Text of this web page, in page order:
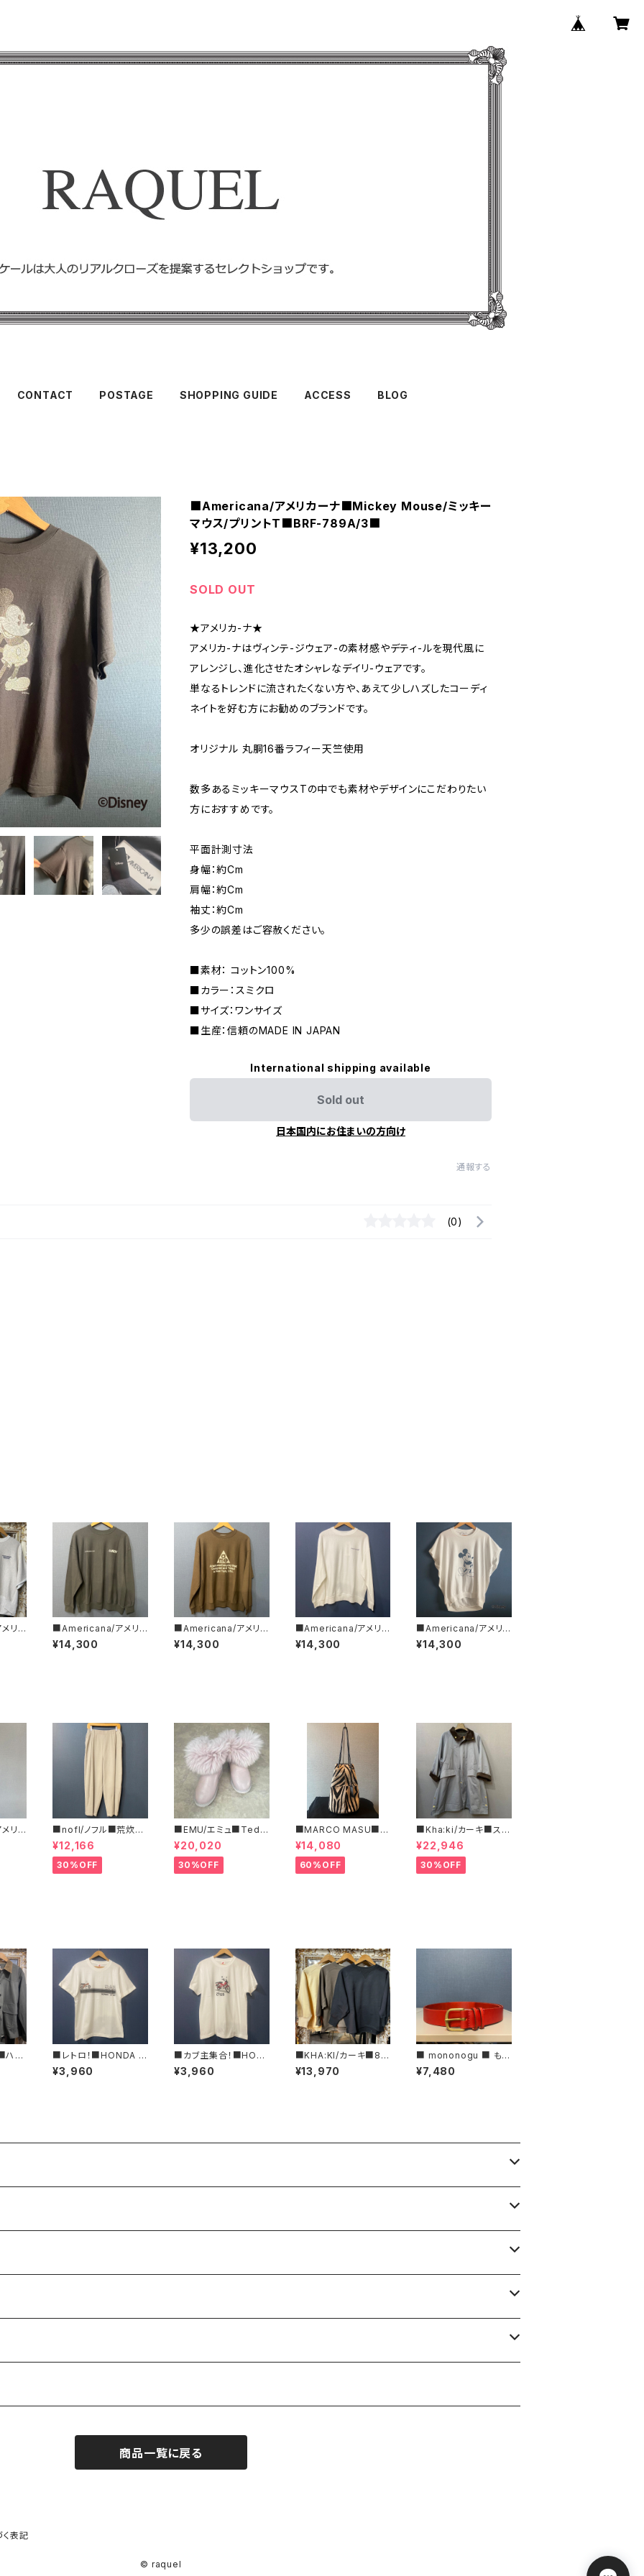
CONTACT POSTAGE SHOPPING GUIDE ACCESS BLOG
■Americana/アメリカーナ■Mickey Mouse/ミッキー
マウス/プリントT■BRF-789A/3■
¥13,200
SOLD OUT
★アメリカ-ナ★
アメリカ-ナはヴィンテ-ジウェア-の素材感やデティ-ルを現代風に
アレンジし、進化させたオシャレなデイリ-ウェアです。
単なるトレンドに流されたくない方や、あえて少しハズしたコーディ
ネイトを好む方にお勧めのブランドです。
オリジナル 丸胴16番ラフィー天竺使用
数多あるミッキーマウスTの中でも素材やデザインにこだわりたい
方におすすめです。
平面計測寸法
身幅：約Cm
肩幅：約Cm
袖丈：約Cm
多少の誤差はご容赦ください。
■素材： コットン100%
■カラー：スミクロ
■サイズ：ワンサイズ
■生産：信頼のMADE IN JAPAN
International shipping available
Sold out
日本国内にお住まいの方向け
通報する
(0)
リカ
■Americana/アメリカ
ーナ■リバースウィーブ
L/S T■BRF-752A/2
¥14,300
■Americana/アメリカ
ーナ■リバースウィーブ
L/S T■BRF-752A/３
¥14,300
■Americana/アメリカ
ーナ■リバースウィーブ
L/S T■BRF-752A/1
¥14,300
■Americana/アメリカ
ーナ■Mickey Mous
e/ミッキーマウス/プリ
¥14,300
リカ
■nofl/ノフル■荒炊き
コール天テーパードパ
ンツ■ゆるっとバルーン
シルエット
¥12,166
30%OFF
■EMU/エミュ■Tedd
y Wurren■撥水サイド
ジッパーブーツ
¥20,020
30%OFF
■MARCO MASU■マ
ルコ マージ■ハラコ・ゼ
ブラ柄巾着BAG■程よ
いサイズで可愛い
¥14,080
60%OFF
■Kha:ki/カーキ■スタ
ンドカラー・コート■
¥22,946
30%OFF
ハン
■レトロ！■HONDA D
AX&ST50ロゴTシャ
ツ/RED■GIFTにもオ
¥3,960
■カブ主集合！■HON
DA ハンターカブTシャ
ツ/RED■GIFTにもオ
¥3,960
■KHA:KI/カーキ■8分
袖スウェットシャツ■MI
L26HCS3473■
¥13,970
■ mononogu ■ もの
のぐ /レザーベルト・30
ROLL■MADE IN JAP
¥7,480
商品一覧に戻る
表記
© raquel